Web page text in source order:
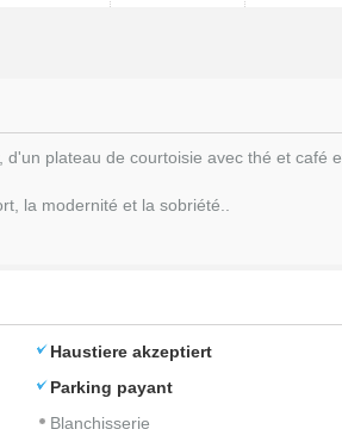
plateau de courtoisie avec thé et café
la modernité et la sobriété..
Haustiere akzeptiert
Parking payant
Blanchisserie